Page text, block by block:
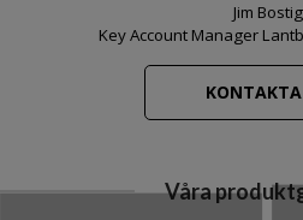
Jim
Key Account Manager
Våra